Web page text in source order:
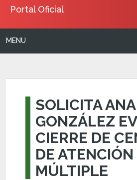
Portal Oficial
MENU
SOLICITA ANA
GONZÁLEZ
CIERRE DE
DE ATENCIÓN
MÚLTIPLE